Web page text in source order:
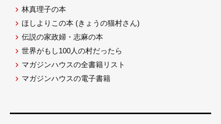
林真理子の本
ほしよりこの本 (きょうの猫村さん)
伝説の家政婦・志麻の本
世界がもし100人の村だったら
マガジンハウスの全書籍リスト
マガジンハウスの電子書籍